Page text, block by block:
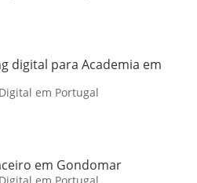
digital para Academia em
em Portugal
em Gondomar